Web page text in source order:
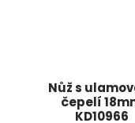
Nůž s
čepelí
KD10966